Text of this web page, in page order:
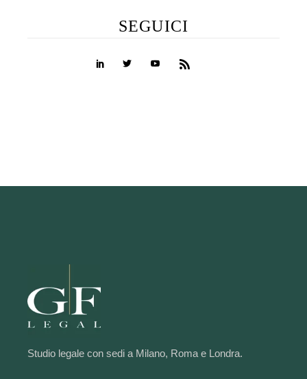
SEGUICI
Studio legale con sedi a Milano, Roma e Londra.